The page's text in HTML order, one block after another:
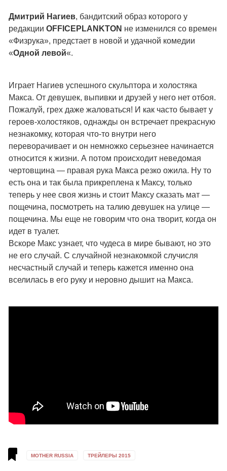
Дмитрий Нагиев, бандитский образ которого у
редакции OFFICEPLANKTON не изменился со времен
«Физрука», предстает в новой и удачной комедии
«Одной левой«.
Играет Нагиев успешного скульптора и холостяка
Макса. От девушек, выпивки и друзей у него нет отбоя.
Пожалуй, грех даже жаловаться! И как часто бывает у
героев-холостяков, однажды он встречает прекрасную
незнакомку, которая что-то внутри него
переворачивает и он немножко серьезнее начинается
относится к жизни. А потом происходит неведомая
чертовщина — правая рука Макса резко ожила. Ну то
есть она и так была прикреплена к Максу, только
теперь у нее своя жизнь и стоит Максу сказать мат —
пощечина, посмотреть на талию девушек на улице —
пощечина. Мы еще не говорим что она творит, когда он
идет в туалет.
Вскоре Макс узнает, что чудеса в мире бывают, но это
не его случай. С случайной незнакомкой случисля
несчастный случай и теперь кажется именно она
вселилась в его руку и неровно дышит на Макса.
MOTHER RUSSIA ТРЕЙЛЕРЫ 2015